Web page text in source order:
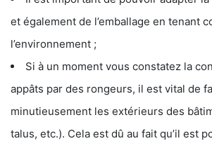
et également de l’emballage en tenant
l’environnement ;
Si à un moment vous constatez la
appâts par des rongeurs, il est vital de
minutieusement les extérieurs des
talus, etc.). Cela est dû au fait qu’il est